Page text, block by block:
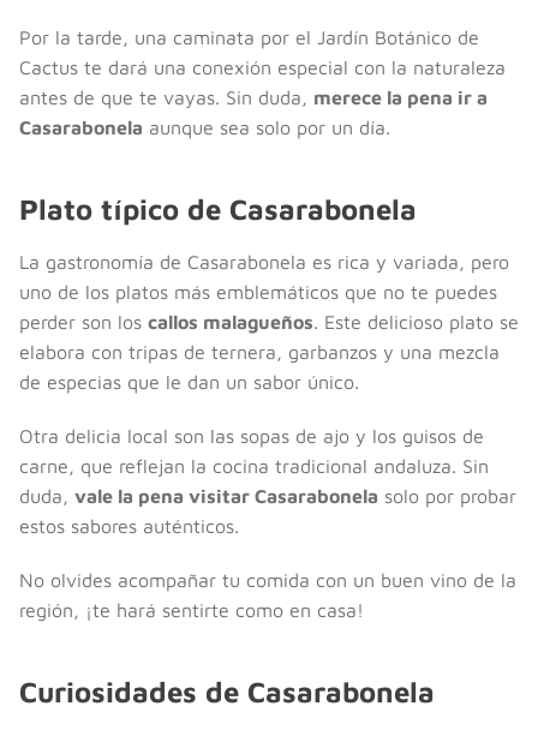
Por la tarde, una caminata por el Jardín Botánico de
Cactus te dará una conexión especial con la naturaleza
antes de que te vayas. Sin duda, merece la pena ir a
Casarabonela aunque sea solo por un día.
Plato típico de Casarabonela
La gastronomía de Casarabonela es rica y variada, pero
uno de los platos más emblemáticos que no te puedes
perder son los callos malagueños. Este delicioso plato se
elabora con tripas de ternera, garbanzos y una mezcla
de especias que le dan un sabor único.
Otra delicia local son las sopas de ajo y los guisos de
carne, que reflejan la cocina tradicional andaluza. Sin
duda, vale la pena visitar Casarabonela solo por probar
estos sabores auténticos.
No olvides acompañar tu comida con un buen vino de la
región, ¡te hará sentirte como en casa!
Curiosidades de Casarabonela